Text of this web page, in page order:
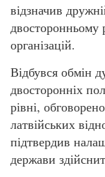
відзначив
двосторонньому
організацій.
Відбувся обмін
двосторонніх
рівні,
латвійських
підтвердив
держави